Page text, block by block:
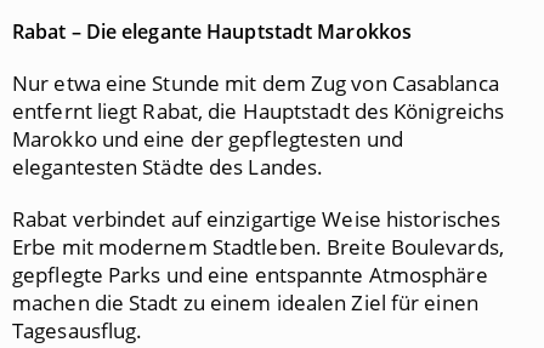
Rabat – Die elegante Hauptstadt Marokkos
Nur etwa eine Stunde mit dem Zug von Casablanca
entfernt liegt Rabat, die Hauptstadt des Königreichs
Marokko und eine der gepflegtesten und
elegantesten Städte des Landes.
Rabat verbindet auf einzigartige Weise historisches
Erbe mit modernem Stadtleben. Breite Boulevards,
gepflegte Parks und eine entspannte Atmosphäre
machen die Stadt zu einem idealen Ziel für einen
Tagesausflug.